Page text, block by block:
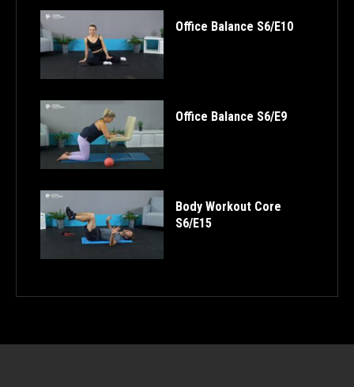
Office Balance S6/E10
Office Balance S6/E9
Body Workout Core
S6/E15